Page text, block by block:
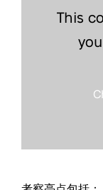
This